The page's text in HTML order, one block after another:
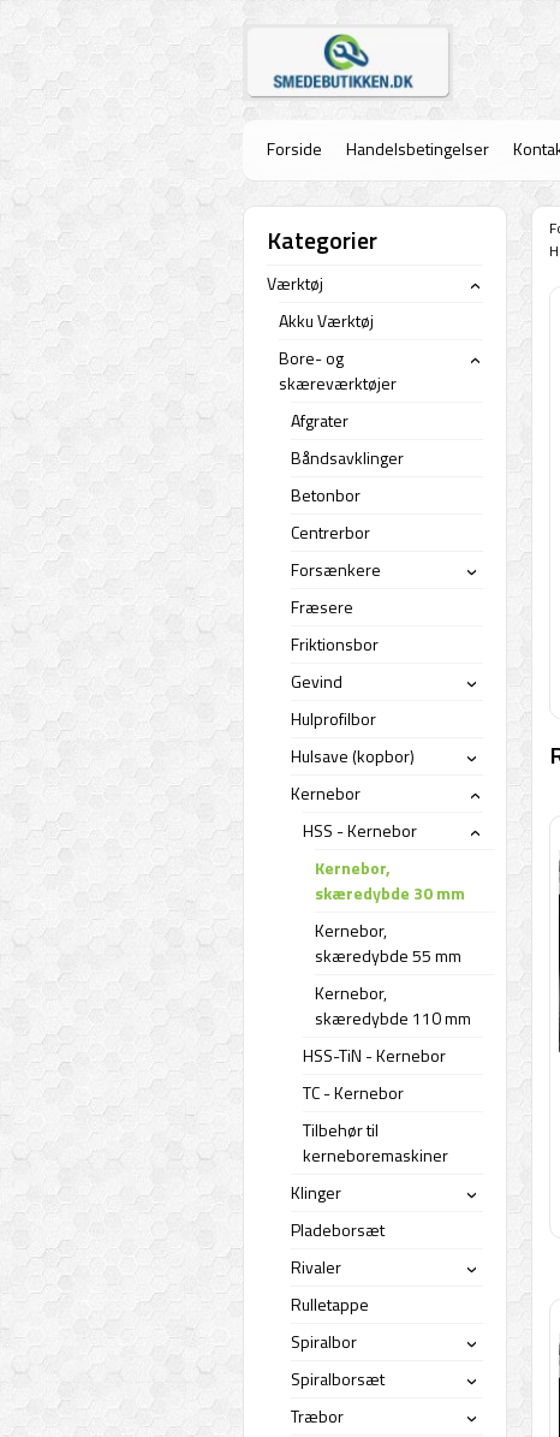
Forside Handelsbetingelser
Kategorier
Værktøj ›
Akku Værktøj
Bore- og
skæreværktøjer
›
Afgrater
Båndsavklinger
Betonbor
Centrerbor
Forsænkere
›
Fræsere
Friktionsbor
Gevind
›
Hulprofilbor
Hulsave (kopbor)
›
Kernebor ›
HSS - Kernebor ›
Kernebor,
skæredybde 30 mm
Kernebor,
skæredybde 55 mm
Kernebor,
skæredybde 110 mm
HSS-TiN - Kernebor
TC - Kernebor
Tilbehør til
kerneboremaskiner
Klinger
›
Pladeborsæt
Rivaler
›
Rulletappe
Spiralbor
›
Spiralborsæt ›
Træbor ›